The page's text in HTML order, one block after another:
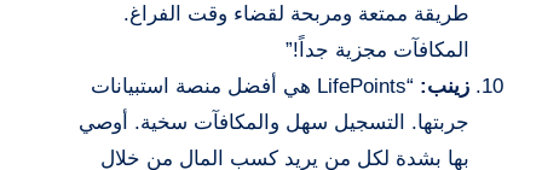
طريقة ممتعة ومربحة لقضاء وقت الفراغ.
المكافآت مجزية جداً!”
زينب:
“LifePoints هي أفضل منصة استبيانات
جربتها. التسجيل سهل والمكافآت سخية. أوصي
بها بشدة لكل من يريد كسب المال من خلال